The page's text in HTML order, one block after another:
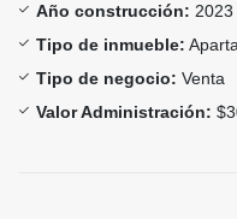
Año construcción: 2023
Tipo de inmueble:
Tipo de negocio: Venta
Valor Administración: